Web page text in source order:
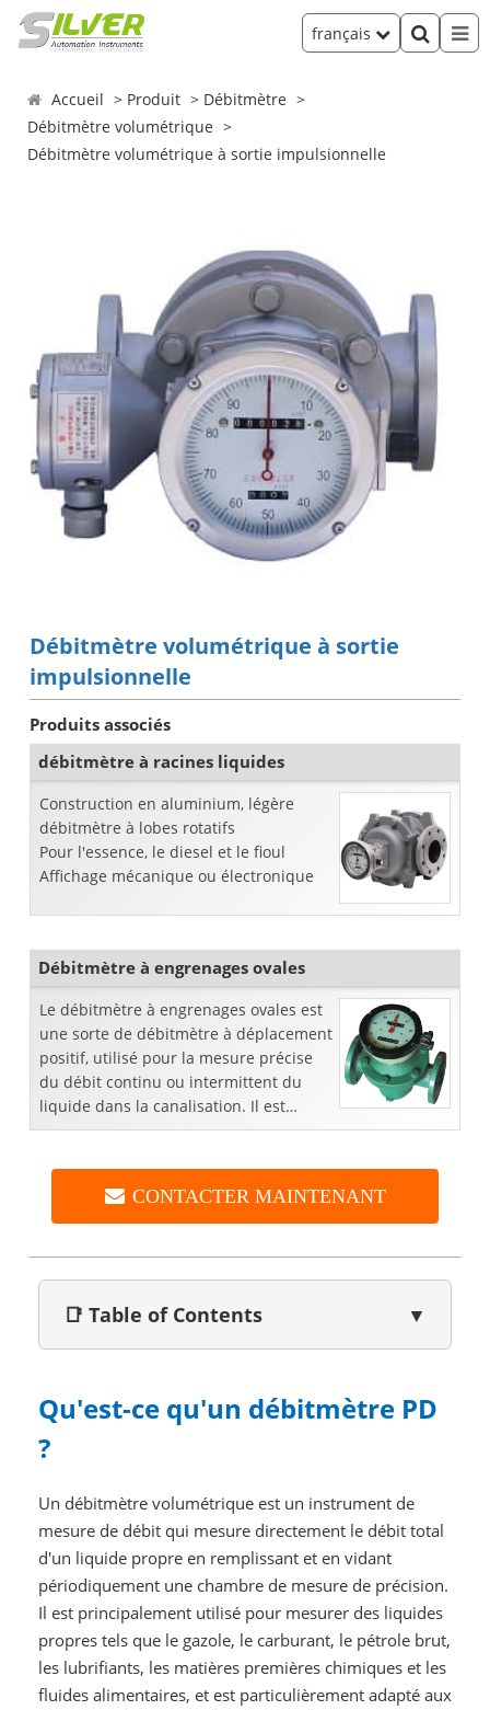
français
Accueil Produit
Débitmètre
Débitmètre volumétrique
Débitmètre volumétrique à sortie impulsionnelle
Débitmètre volumétrique à sortie
impulsionnelle
Produits associés
débitmètre à racines liquides
Construction en aluminium, légère
débitmètre à lobes rotatifs
Pour l'essence, le diesel et le fioul
Affichage mécanique ou électronique
Débitmètre à engrenages ovales
Le débitmètre à engrenages ovales est
une sorte de débitmètre à déplacement
positif, utilisé pour la mesure précise
du débit continu ou intermittent du
liquide dans la canalisation. Il est
particulièrement adapté aux huiles
CONTACTER MAINTENANT
📑 Table of Contents ▼
Qu'est-ce qu'un débitmètre PD
?
Un débitmètre volumétrique est un instrument de
mesure de débit qui mesure directement le débit total
d'un liquide propre en remplissant et en vidant
périodiquement une chambre de mesure de précision.
Il est principalement utilisé pour mesurer des liquides
propres tels que le gazole, le carburant, le pétrole brut,
les lubrifiants, les matières premières chimiques et les
fluides alimentaires, et est particulièrement adapté aux